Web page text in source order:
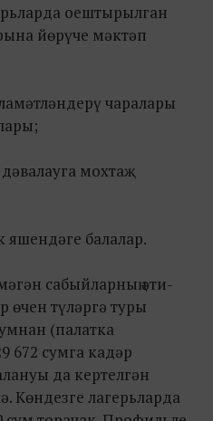
оештырылган
йөрүче мәктәп
чаралары
мохтаҗ
яшендәге балалар.
сабыйларның әти-
өчен түләргә туры
(палатка
672 сумга кадәр
да кертелгән
Көндезге лагерьларда